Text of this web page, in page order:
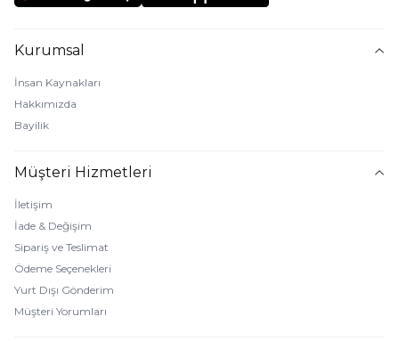
Kurumsal
İnsan Kaynakları
Hakkımızda
Bayilik
Müşteri Hizmetleri
İletişim
İade & Değişim
Sipariş ve Teslimat
Ödeme Seçenekleri
Yurt Dışı Gönderim
Müşteri Yorumları